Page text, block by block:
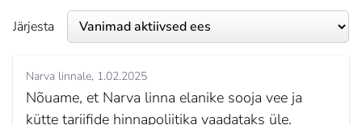
Järjesta
Narva linnale 1.02.2025
Nõuame, et Narva linna elanike sooja vee ja
kütte tariifide hinnapoliitika vaadataks üle.